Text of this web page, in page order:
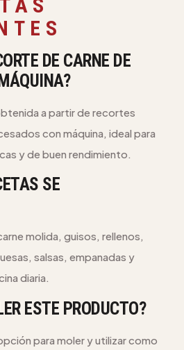
DE CARNE DE
a partir de recortes
con máquina, ideal para
y de buen rendimiento.
SE
molida, guisos, rellenos,
salsas, empanadas y
diaria.
ESTE PRODUCTO?
para moler y utilizar como